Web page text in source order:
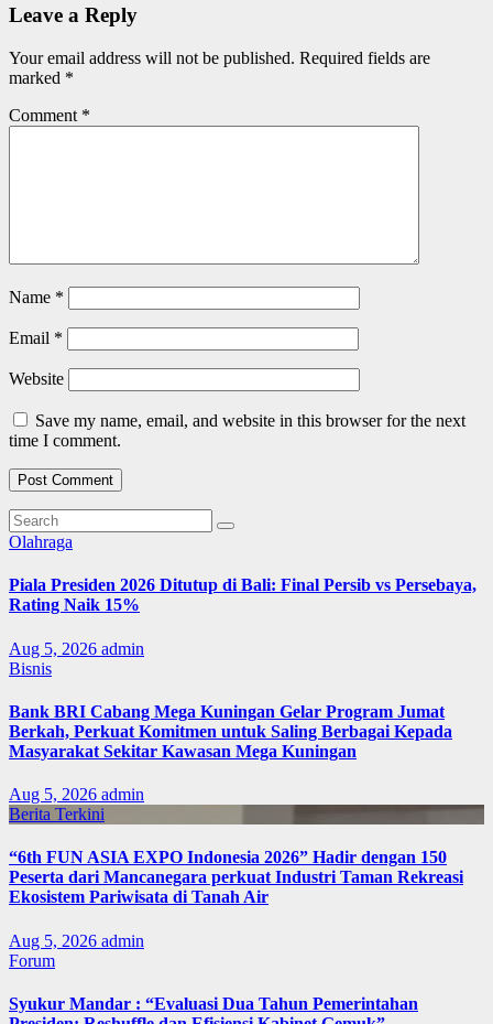
Leave a Reply
Your email address will not be published. Required fields are
marked *
Comment *
Name *
Email *
Website
Save my name, email, and website in this browser for the next
time I comment.
Olahraga
Piala Presiden 2026 Ditutup di Bali: Final Persib vs Persebaya,
Rating Naik 15%
Aug 5, 2026 admin
Bisnis
Bank BRI Cabang Mega Kuningan Gelar Program Jumat
Berkah, Perkuat Komitmen untuk Saling Berbagai Kepada
Masyarakat Sekitar Kawasan Mega Kuningan
Aug 5, 2026 admin
Berita Terkini
“6th FUN ASIA EXPO Indonesia 2026” Hadir dengan 150
Peserta dari Mancanegara perkuat Industri Taman Rekreasi
Ekosistem Pariwisata di Tanah Air
Aug 5, 2026 admin
Forum
Syukur Mandar : “Evaluasi Dua Tahun Pemerintahan